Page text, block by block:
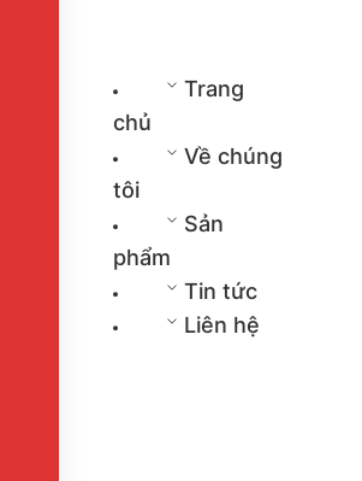
Trang
chủ
Về chúng
tôi
Sản
phẩm
Tin tức
Liên hệ